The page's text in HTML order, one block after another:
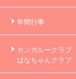
年間行事
カンガルークラブ
はなちゃんクラブ